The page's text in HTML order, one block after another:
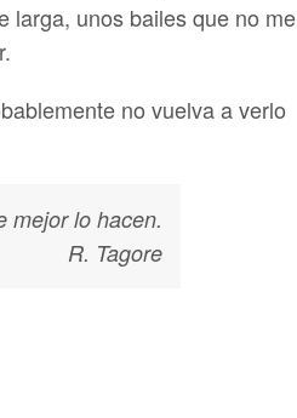
larga, unos bailes que no me
no vuelva a verlo
mejor lo hacen.
R. Tagore